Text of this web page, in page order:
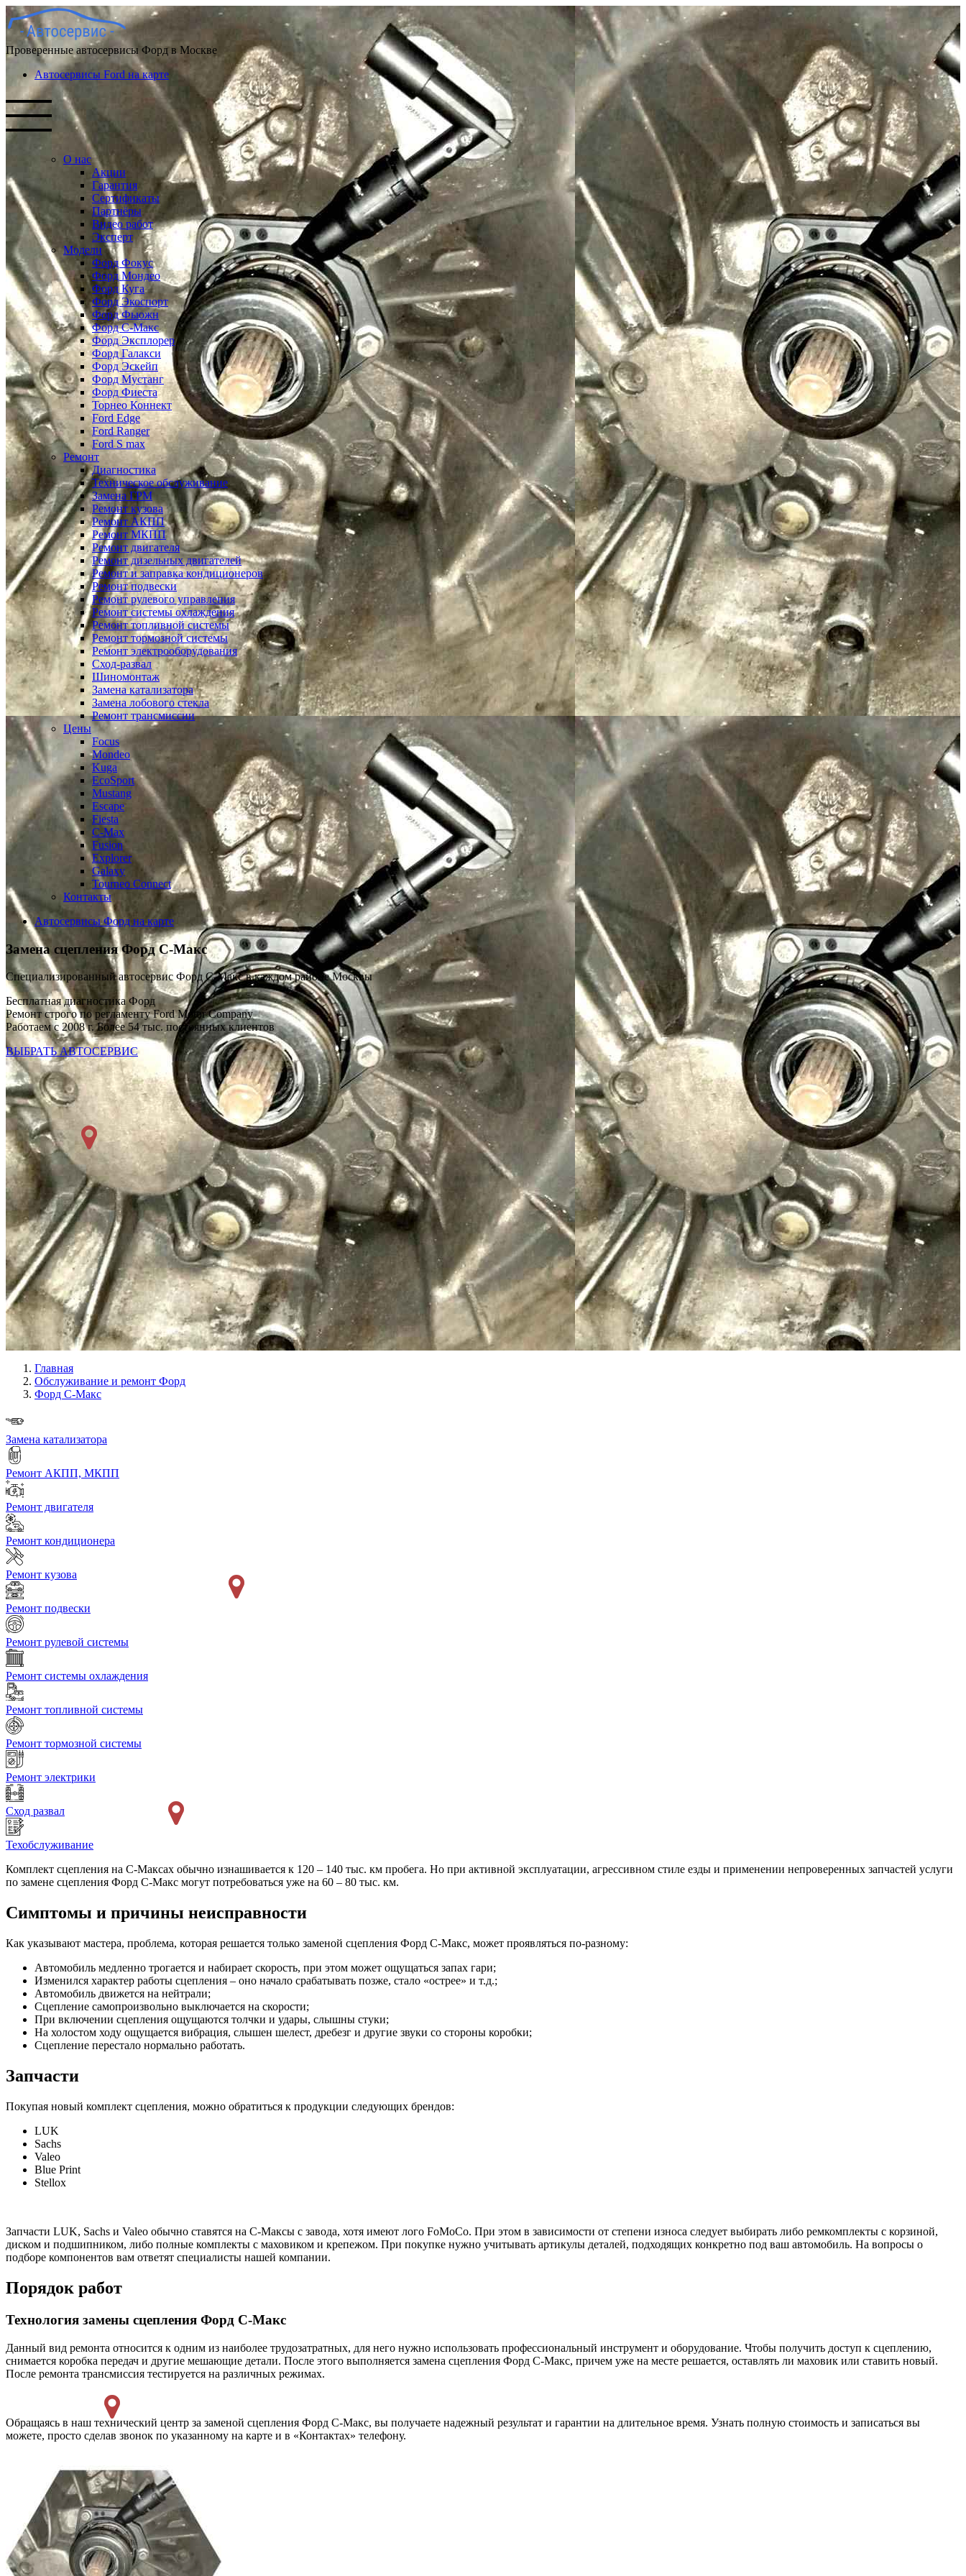
Проверенные автосервисы Форд в Москве
Автосервисы Ford на карте
О нас
Акции
Гарантия
Сертификаты
Партнёры
Видео работ
Эксперт
Модели
Форд Фокус
Форд Мондео
Форд Куга
Форд Экоспорт
Форд Фьюжн
Форд С-Макс
Форд Эксплорер
Форд Галакси
Форд Эскейп
Форд Мустанг
Форд Фиеста
Торнео Коннект
Ford Edge
Ford Ranger
Ford S max
Ремонт
Диагностика
Техническое обслуживание
Замена ГРМ
Ремонт кузова
Ремонт АКПП
Ремонт МКПП
Ремонт двигателя
Ремонт дизельных двигателей
Ремонт и заправка кондиционеров
Ремонт подвески
Ремонт рулевого управления
Ремонт системы охлаждения
Ремонт топливной системы
Ремонт тормозной системы
Ремонт электрооборудования
Сход-развал
Шиномонтаж
Замена катализатора
Замена лобового стекла
Ремонт трансмиссии
Цены
Focus
Mondeo
Kuga
EcoSport
Mustang
Escape
Fiesta
C-Max
Fusion
Explorer
Galaxy
Tourneo Connect
Контакты
Автосервисы Форд на карте
Замена сцепления Форд С-Макс
Специализированный автосервис Форд С-Макс в каждом районе Москвы
Бесплатная диагностика Форд
Ремонт строго по регламенту Ford Motor Company
Работаем с 2008 г. Более 54 тыс. постоянных клиентов
ВЫБРАТЬ АВТОСЕРВИС
Главная
Обслуживание и ремонт Форд
Форд С-Макс
Замена катализатора
Ремонт АКПП, МКПП
Ремонт двигателя
Ремонт кондиционера
Ремонт кузова
Ремонт подвески
Ремонт рулевой системы
Ремонт системы охлаждения
Ремонт топливной системы
Ремонт тормозной системы
Ремонт электрики
Сход развал
Техобслуживание
Комплект сцепления на С-Максах обычно изнашивается к 120 – 140 тыс. км пробега. Но при активной эксплуатации, агрессивном стиле езды и применении непроверенных запчастей услуги
по замене сцепления Форд С-Макс могут потребоваться уже на 60 – 80 тыс. км.
Симптомы и причины неисправности
Как указывают мастера, проблема, которая решается только заменой сцепления Форд С-Макс, может проявляться по-разному:
Автомобиль медленно трогается и набирает скорость, при этом может ощущаться запах гари;
Изменился характер работы сцепления – оно начало срабатывать позже, стало «острее» и т.д.;
Автомобиль движется на нейтрали;
Сцепление самопроизвольно выключается на скорости;
При включении сцепления ощущаются толчки и удары, слышны стуки;
На холостом ходу ощущается вибрация, слышен шелест, дребезг и другие звуки со стороны коробки;
Сцепление перестало нормально работать.
Запчасти
Покупая новый комплект сцепления, можно обратиться к продукции следующих брендов:
LUK
Sachs
Valeo
Blue Print
Stellox
Запчасти LUK, Sachs и Valeo обычно ставятся на С-Максы с завода, хотя имеют лого FoMoCo. При этом в зависимости от степени износа следует выбирать либо ремкомплекты с корзиной,
диском и подшипником, либо полные комплекты с маховиком и крепежом. При покупке нужно учитывать артикулы деталей, подходящих конкретно под ваш автомобиль. На вопросы о
подборе компонентов вам ответят специалисты нашей компании.
Порядок работ
Технология замены сцепления Форд С-Макс
Данный вид ремонта относится к одним из наиболее трудозатратных, для него нужно использовать профессиональный инструмент и оборудование. Чтобы получить доступ к сцеплению,
снимается коробка передач и другие мешающие детали. После этого выполняется замена сцепления Форд С-Макс, причем уже на месте решается, оставлять ли маховик или ставить новый.
После ремонта трансмиссия тестируется на различных режимах.
Обращаясь в наш технический центр за заменой сцепления Форд С-Макс, вы получаете надежный результат и гарантии на длительное время. Узнать полную стоимость и записаться вы
можете, просто сделав звонок по указанному на карте и в «Контактах» телефону.